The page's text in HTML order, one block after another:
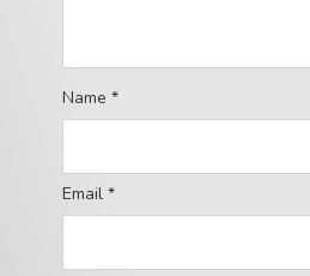
Name *
Email *